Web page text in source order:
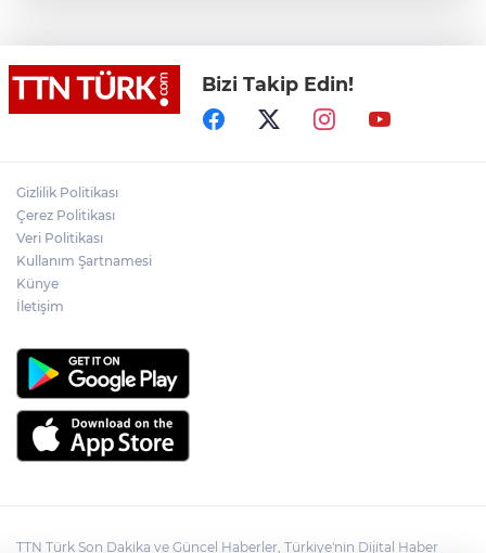
Cumhurbaşkanı Erdoğan, MHP lideri
Devlet Bahçeli’yi kabul etti
Bizi Takip Edin!
Gizlilik Politikası
Çerez Politikası
Veri Politikası
Kullanım Şartnamesi
Künye
İletişim
TTN Türk Son Dakika ve Güncel Haberler, Türkiye'nin Dijital Haber